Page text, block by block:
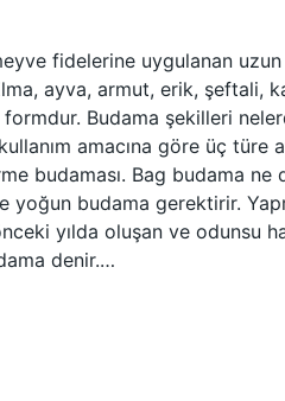
fidelerine uygulanan
ayva, armut, erik, şeftali,
Budama şekilleri
amacına göre üç türe
budaması. Bag budama ne
budama gerektirir.
yılda oluşan ve odunsu
denir.…